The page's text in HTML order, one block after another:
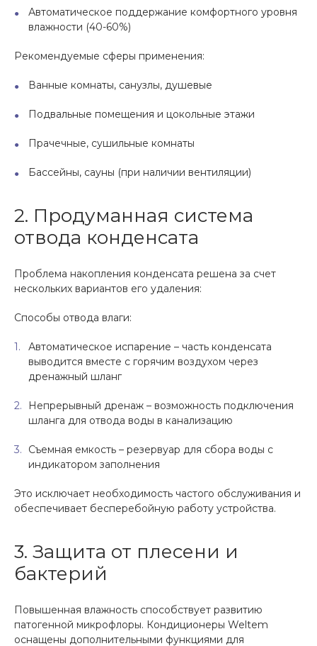
Автоматическое поддержание комфортного уровня
влажности (40-60%)
Рекомендуемые сферы применения:
Ванные комнаты, санузлы, душевые
Подвальные помещения и цокольные этажи
Прачечные, сушильные комнаты
Бассейны, сауны (при наличии вентиляции)
2. Продуманная система
отвода конденсата
Проблема накопления конденсата решена за счет
нескольких вариантов его удаления:
Способы отвода влаги:
Автоматическое испарение – часть конденсата
выводится вместе с горячим воздухом через
дренажный шланг
Непрерывный дренаж – возможность подключения
шланга для отвода воды в канализацию
Съемная емкость – резервуар для сбора воды с
индикатором заполнения
Это исключает необходимость частого обслуживания и
обеспечивает бесперебойную работу устройства.
3. Защита от плесени и
бактерий
Повышенная влажность способствует развитию
патогенной микрофлоры. Кондиционеры Weltem
оснащены дополнительными функциями для